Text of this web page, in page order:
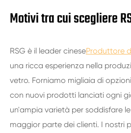
Motivi tra cui scegliere
RSG è il leader cineseProduttore
una ricca esperienza nella
vetro. Forniamo migliaia di
con nuovi prodotti lanciati ogni
un'ampia varietà per soddisfare
maggior parte dei clienti. I nostri